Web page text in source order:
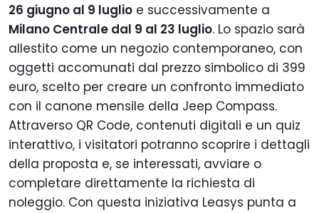
26 giugno al 9 luglio e successivamente a
Milano Centrale dal 9 al 23 luglio. Lo spazio sarà
allestito come un negozio contemporaneo, con
oggetti accomunati dal prezzo simbolico di 399
euro, scelto per creare un confronto immediato
con il canone mensile della Jeep Compass.
Attraverso QR Code, contenuti digitali e un quiz
interattivo, i visitatori potranno scoprire i dettagli
della proposta e, se interessati, avviare o
completare direttamente la richiesta di
noleggio. Con questa iniziativa Leasys punta a